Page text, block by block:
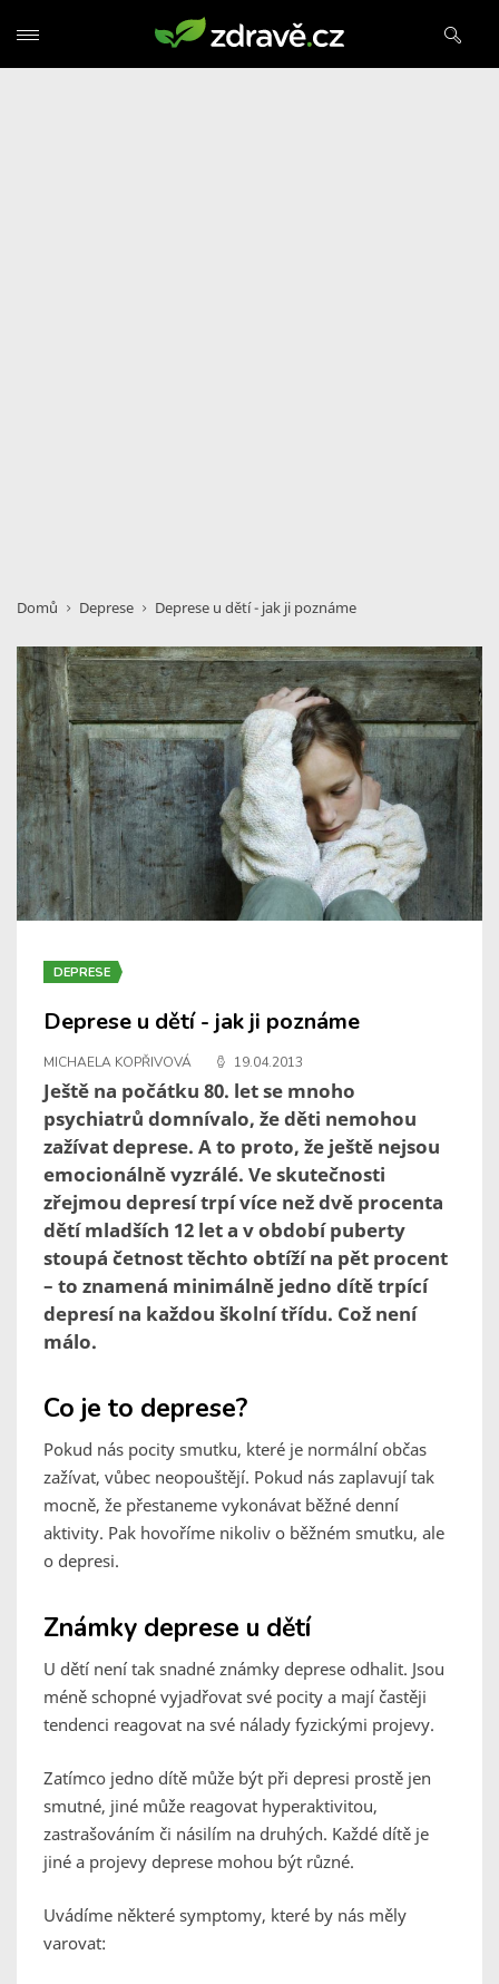
Domů Deprese Deprese u dětí - jak ji poznáme
DEPRESE
Deprese u dětí - jak ji poznáme
MICHAELA KOPŘIVOVÁ 19.04.2013
Ještě na počátku 80. let se mnoho
psychiatrů domnívalo, že děti nemohou
zažívat deprese. A to proto, že ještě nejsou
emocionálně vyzrálé. Ve skutečnosti
zřejmou depresí trpí více než dvě procenta
dětí mladších 12 let a v období puberty
stoupá četnost těchto obtíží na pět procent
– to znamená minimálně jedno dítě trpící
depresí na každou školní třídu. Což není
málo.
Co je to deprese?
Pokud nás pocity smutku, které je normální občas
zažívat, vůbec neopouštějí. Pokud nás zaplavují tak
mocně, že přestaneme vykonávat běžné denní
aktivity. Pak hovoříme nikoliv o běžném smutku, ale
o depresi.
Známky deprese u dětí
U dětí není tak snadné známky deprese odhalit. Jsou
méně schopné vyjadřovat své pocity a mají častěji
tendenci reagovat na své nálady fyzickými projevy.
Zatímco jedno dítě může být při depresi prostě jen
smutné, jiné může reagovat hyperaktivitou,
zastrašováním či násilím na druhých. Každé dítě je
jiné a projevy deprese mohou být různé.
Uvádíme některé symptomy, které by nás měly
varovat: